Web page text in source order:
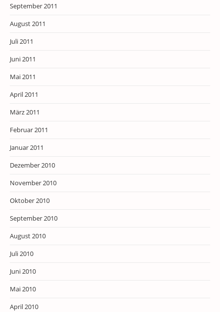
September 2011
August 2011
Juli 2011
Juni 2011
Mai 2011
April 2011
März 2011
Februar 2011
Januar 2011
Dezember 2010
November 2010
Oktober 2010
September 2010
August 2010
Juli 2010
Juni 2010
Mai 2010
April 2010